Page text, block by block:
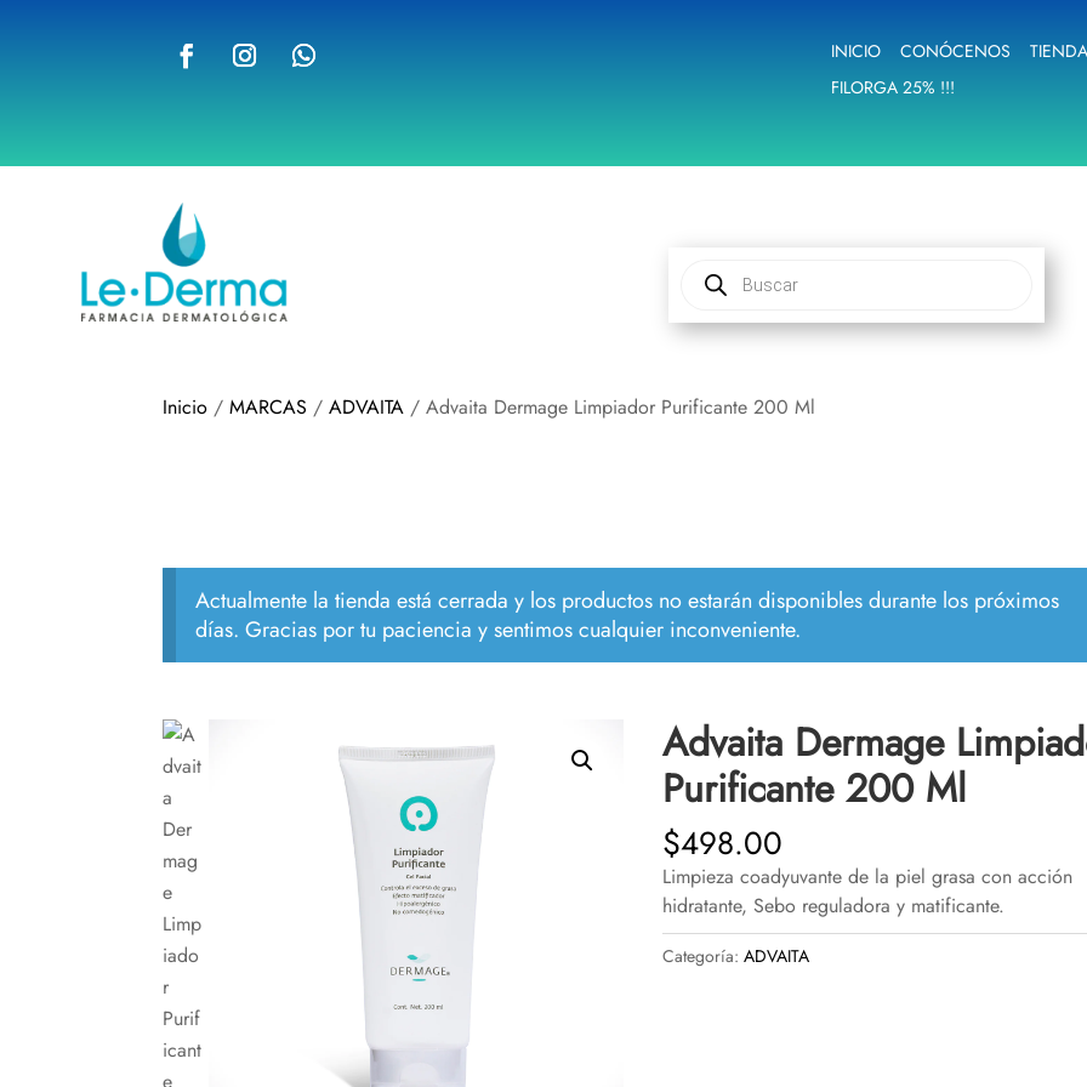
INICIO CONÓCENOS
FILORGA 25% !!!
Búsqueda
Inicio /MARCAS /ADVAITA / Advaita Dermage Limpiador Purificante 200 Ml
Actualmente la tienda está cerrada y los productos no estarán disponibles durante los próximos
días. Gracias por tu paciencia y sentimos cualquier inconveniente.
Advaita Dermage
Purificante 200 Ml
$498.00
Limpieza coadyuvante de la piel grasa con acción
hidratante, Sebo reguladora y matificante.
Categoría:ADVAITA